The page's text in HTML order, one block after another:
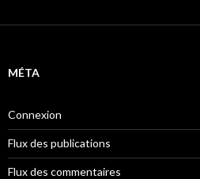
MÉTA
Connexion
Flux des publications
Flux des commentaires